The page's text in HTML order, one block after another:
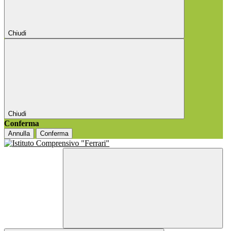
Chiudi
Chiudi
Conferma
Annulla Conferma